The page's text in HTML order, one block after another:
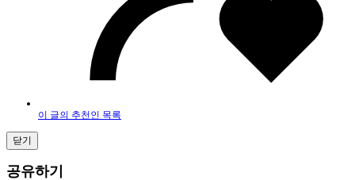
이 글의 추천인 목록
닫기
공유하기